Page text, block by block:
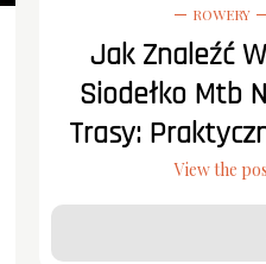
ROWERY
Jak Znaleźć
Siodełko Mtb
Trasy:
View the